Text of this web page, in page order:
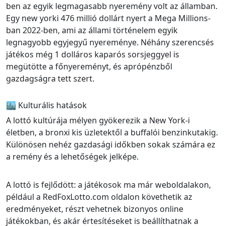
ben az egyik legmagasabb nyeremény volt az államban.
Egy new yorki 476 millió dollárt nyert a Mega Millions-
ban 2022-ben, ami az állami történelem egyik
legnagyobb egyjegyű nyereménye. Néhány szerencsés
játékos még 1 dolláros kaparós sorsjeggyel is
megütötte a főnyereményt, és aprópénzből
gazdagságra tett szert.
🏙️ Kulturális hatások
A lottó kultúrája mélyen gyökerezik a New York-i
életben, a bronxi kis üzletektől a buffalói benzinkutakig.
Különösen nehéz gazdasági időkben sokak számára ez
a remény és a lehetőségek jelképe.
A lottó is fejlődött: a játékosok ma már weboldalakon,
például a RedFoxLotto.com oldalon követhetik az
eredményeket, részt vehetnek bizonyos online
játékokban, és akár értesítéseket is beállíthatnak a